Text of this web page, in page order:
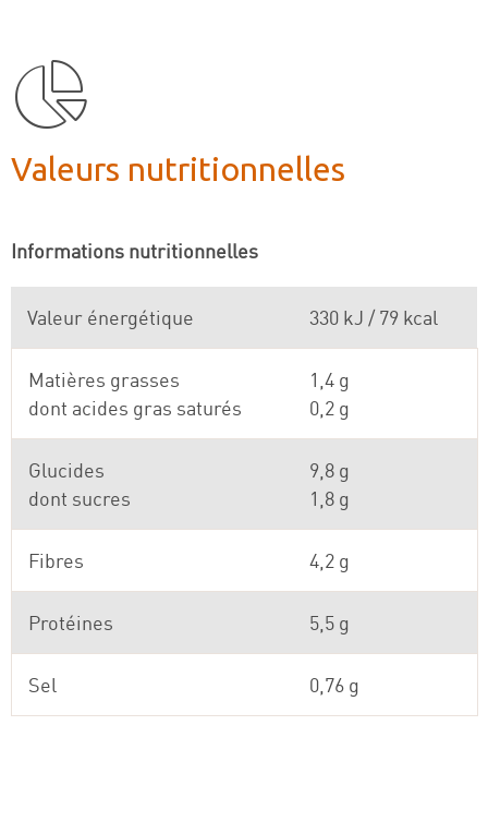
Valeurs nutritionnelles
Informations nutritionnelles
Valeur énergétique 330 kJ / 79 kcal
Matières grasses
dont acides gras saturés
1,4 g
0,2 g
Glucides
dont sucres
9,8 g
1,8 g
Fibres 4,2 g
Protéines 5,5 g
Sel 0,76 g